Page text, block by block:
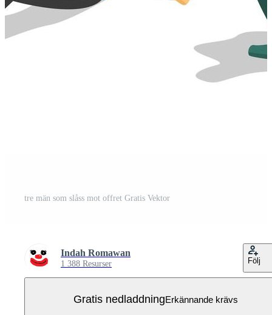
tre män som slåss mot offret Gratis Vektor
Indah Romawan
1 388 Resurser Följ
Gratis nedladdningErkännande krävs